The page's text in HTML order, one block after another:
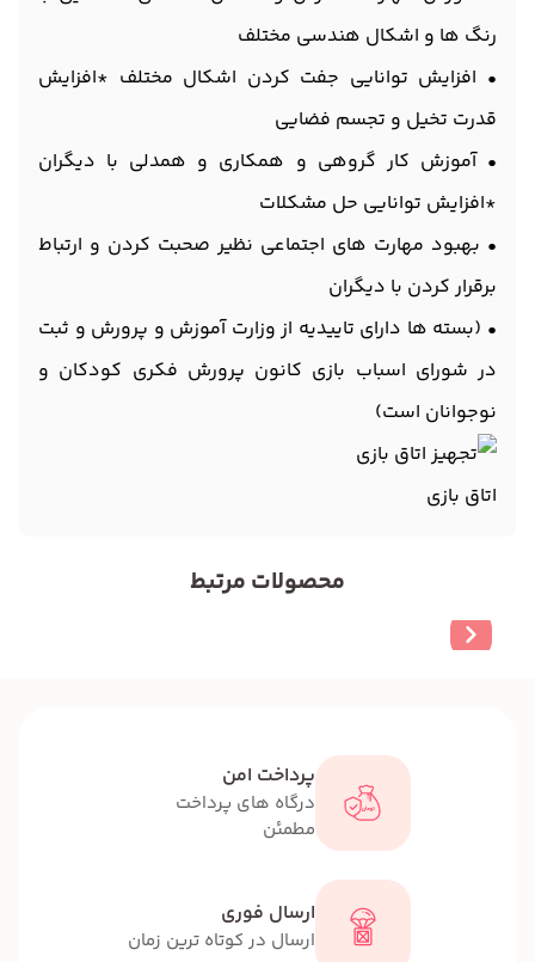
رنگ ها و اشکال هندسی مختلف
• افزایش توانایی جفت کردن اشکال مختلف *افزایش
قدرت تخیل و تجسم فضایی
• آموزش کار گروهی و همکاری و همدلی با دیگران
*افزایش توانایی حل مشکلات
• بهبود مهارت های اجتماعی نظیر صحبت کردن و ارتباط
برقرار کردن با دیگران
• (بسته ها دارای تاییدیه از وزارت آموزش و پرورش و ثبت
در شورای اسباب بازی کانون پرورش فکری کودکان و
نوجوانان است)
اتاق بازی
محصولات مرتبط
پرداخت امن
درگاه های پرداخت
مطمئن
ارسال فوری
ارسال در کوتاه ترین زمان